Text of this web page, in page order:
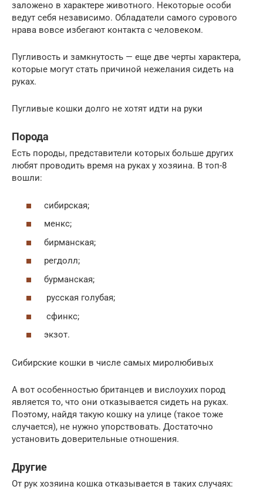
заложено в характере животного. Некоторые особи
ведут себя независимо. Обладатели самого сурового
нрава вовсе избегают контакта с человеком.
Пугливость и замкнутость — еще две черты характера,
которые могут стать причиной нежелания сидеть на
руках.
Пугливые кошки долго не хотят идти на руки
Порода
Есть породы, представители которых больше других
любят проводить время на руках у хозяина. В топ-8
вошли:
сибирская;
менкс;
бирманская;
регдолл;
бурманская;
русская голубая;
сфинкс;
экзот.
Сибирские кошки в числе самых миролюбивых
А вот особенностью британцев и вислоухих пород
является то, что они отказывается сидеть на руках.
Поэтому, найдя такую кошку на улице (такое тоже
случается), не нужно упорствовать. Достаточно
установить доверительные отношения.
Другие
От рук хозяина кошка отказывается в таких случаях: